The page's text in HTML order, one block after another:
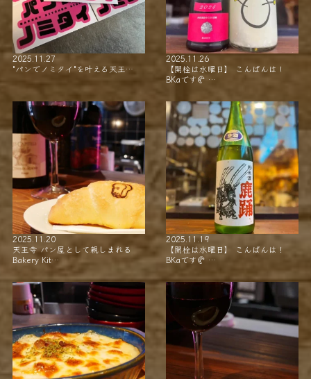
2025.11.27
"パンでノミタイ"を叶える天王…
2025.11.26
【開栓は水曜日】 こんばんは！
BKaです🥐 …
2025.11.20
天王寺 パン屋として親しまれる
Bakery Kit…
2025.11.19
【開栓は水曜日】 こんばんは！
BKaです🥐 …